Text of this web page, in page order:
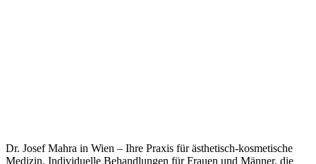
Dr. Josef Mahra in Wien – Ihre Praxis für ästhetisch-kosmetische
Medizin. Individuelle Behandlungen für Frauen und Männer, die